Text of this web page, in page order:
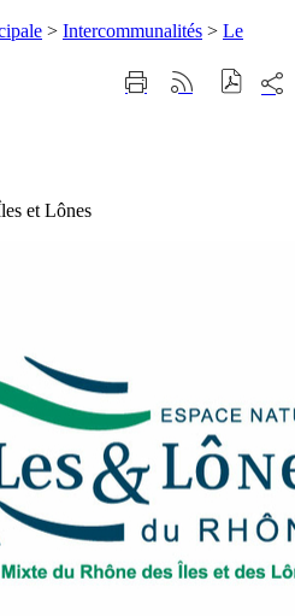
> Intercommunalités > Le
ImprimerGénérer
sur
et Lônes